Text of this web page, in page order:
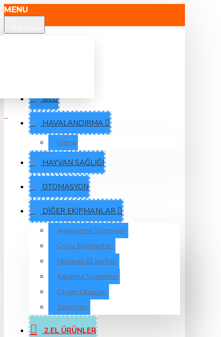
MENU
SILO
HAVALANDIRMA
Isıtma
HAYVAN SAĞLIĞI
OTOMASYON
DIĞER EKIPMANLAR
Aydınlatma Sistemleri
Civciv Ekipmanları
Hırdavat-El aletleri
Kaldırma Sistemleri
Ölçüm Cihazları
Sensörler
2.EL ÜRÜNLER